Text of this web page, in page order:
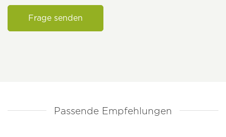
Frage senden
Passende Empfehlungen